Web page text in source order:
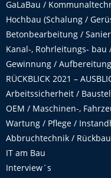
GaLaBau /
Hochbau (Schalung /
Betonbearbeitung /
Kanal-, Rohrleitungs- bau
Gewinnung /
RÜCKBLICK 2021 –
Arbeitssicherheit /
OEM / Maschinen-,
Wartung / Pflege /
Abbruchtechnik /
IT am Bau
Interview´s